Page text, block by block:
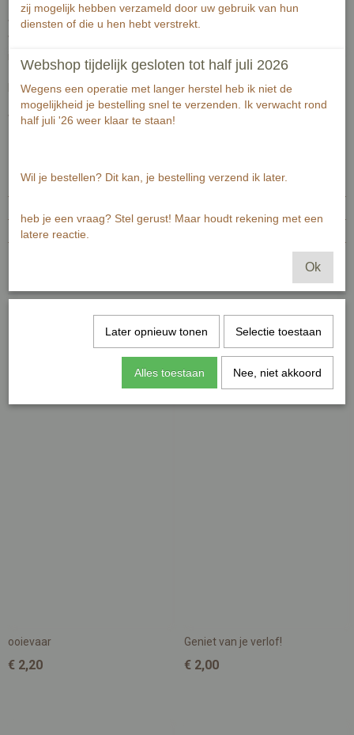
Wenskaart is gedrukt op 300 grams warmwit papier.
Wenskaart bevat rechte hoeken. Op de achterzijde is minimale
De Illustratie is gemaakt met aquarelverf en zwarte inkt.
Wenskaart bevat aan de voorzijde geen tekst.
EAN code 7448100928948
Afmetingen (l,b,h)
ooievaar
€ 2,20
Geniet van je verlof!
€ 2,00
zij mogelijk hebben verzameld door uw gebruik van hun
diensten of die u hen hebt verstrekt.
Webshop tijdelijk gesloten tot half juli 2026
Wegens een operatie met langer herstel heb ik niet de
mogelijkheid je bestelling snel te verzenden. Ik verwacht rond
half juli '26 weer klaar te staan!
Wil je bestellen? Dit kan, je bestelling verzend ik later.
heb je een vraag? Stel gerust! Maar houdt rekening met een
latere reactie.
Ok
Later opnieuw tonen Selectie toestaan
Alles toestaan Nee, niet akkoord